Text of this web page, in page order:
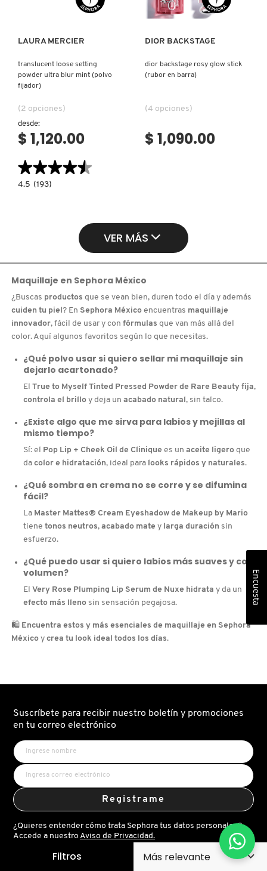
Filtros
LAURA MERCIER
translucent loose setting
powder ultra blur mint (polvo
fijador)
(2 opciones)
desde:
$ 1,120.00
★★★★★
★★★★★
4.5
4.5 (193)
DIOR BACKSTAGE
dior backstage rosy glow stick
(rubor en barra)
(4 opciones)
$ 1,090.00
VER MÁS
Maquillaje en Sephora México
¿Buscas productos que se vean bien, duren todo el día y además
cuiden tu piel? En Sephora México encuentras maquillaje
innovador, fácil de usar y con fórmulas que van más allá del
color. Aquí algunos favoritos según lo que necesitas.
¿Qué polvo usar si quiero sellar mi maquillaje sin
dejarlo acartonado?
El True to Myself Tinted Pressed Powder de Rare Beauty fija,
controla el brillo y deja un acabado natural, sin talco.
¿Existe algo que me sirva para labios y mejillas al
mismo tiempo?
Sí: el Pop Lip + Cheek Oil de Clinique es un aceite ligero que
da color e hidratación, ideal para looks rápidos y naturales.
¿Qué sombra en crema no se corre y se difumina
fácil?
La Master Mattes® Cream Eyeshadow de Makeup by Mario
tiene tonos neutros, acabado mate y larga duración sin
esfuerzo.
¿Qué puedo usar si quiero labios más suaves y con
volumen?
El Very Rose Plumping Lip Serum de Nuxe hidrata y da un
efecto más lleno sin sensación pegajosa.
🛍️ Encuentra estos y más esenciales de maquillaje en Sephora
México y crea tu look ideal todos los días.
Suscríbete para recibir nuestro boletín y promociones
en tu correo electrónico
Registrame
¿Quieres entender cómo trata Sephora tus datos personales?
Accede a nuestro Aviso de Privacidad.
Encuesta